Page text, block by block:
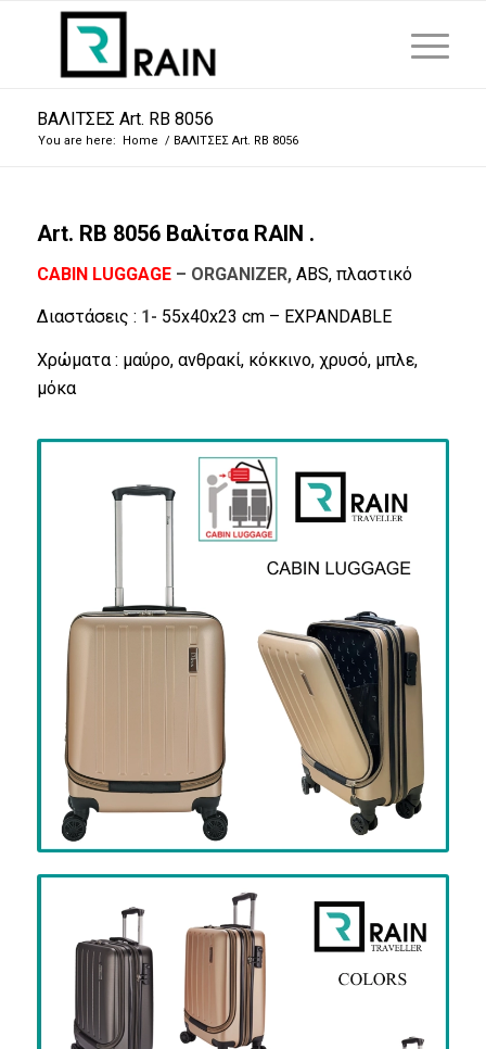
ΒΑΛΙΤΣΕΣ Art. RB 8056
You are here: Home / ΒΑΛΙΤΣΕΣ Art. RB 8056
Art. RB 8056 Βαλίτσα RAIN .
CABIN LUGGAGE– ORGANIZER, ABS, πλαστικό
Διαστάσεις : 1- 55x40x23 cm – EXPANDABLE
Χρώματα : μαύρο, ανθρακί, κόκκινο, χρυσό, μπλε,
μόκα